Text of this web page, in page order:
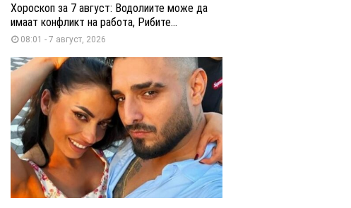
Хороскоп за 7 август: Водолиите може да
имаат конфликт на работа, Рибите...
08:01 - 7 август, 2026